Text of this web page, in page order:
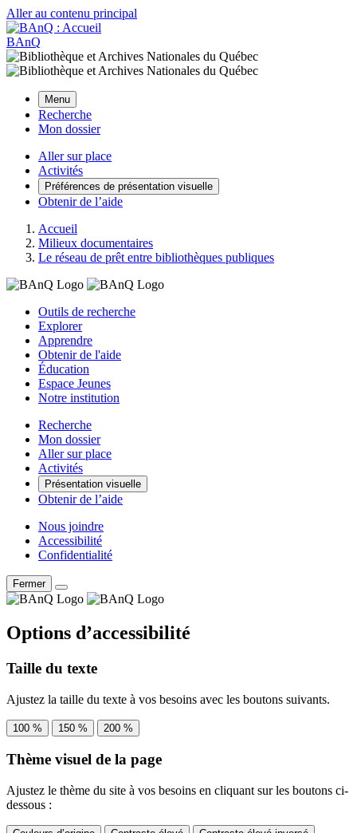
Aller au contenu principal
BAnQ
Menu
Recherche
Mon dossier
Aller sur place
Activités
Préférences de présentation visuelle
Obtenir de l’aide
Accueil
Milieux documentaires
Le réseau de prêt entre bibliothèques publiques
Outils de recherche
Explorer
Apprendre
Obtenir de l'aide
Éducation
Espace Jeunes
Notre institution
Recherche
Mon dossier
Aller sur place
Activités
Présentation visuelle
Obtenir de l’aide
Nous joindre
Accessibilité
Confidentialité
Fermer
Options d’accessibilité
Taille du texte
Ajustez la taille du texte à vos besoins avec les boutons suivants.
100 % 150 % 200 %
Thème visuel de la page
Ajustez le thème du site à vos besoins en cliquant sur les boutons ci-
dessous :